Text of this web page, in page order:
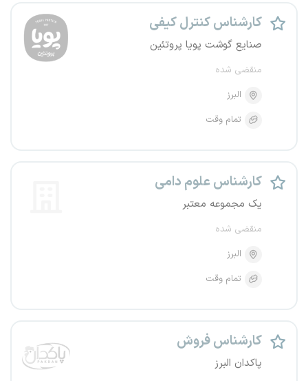
کارشناس کنترل کیفی
صنایع گوشت پویا پروتئین
منقضی شده
البرز
تمام وقت
کارشناس علوم دامی
یک مجموعه معتبر
منقضی شده
البرز
تمام وقت
کارشناس فروش
پاکدان البرز